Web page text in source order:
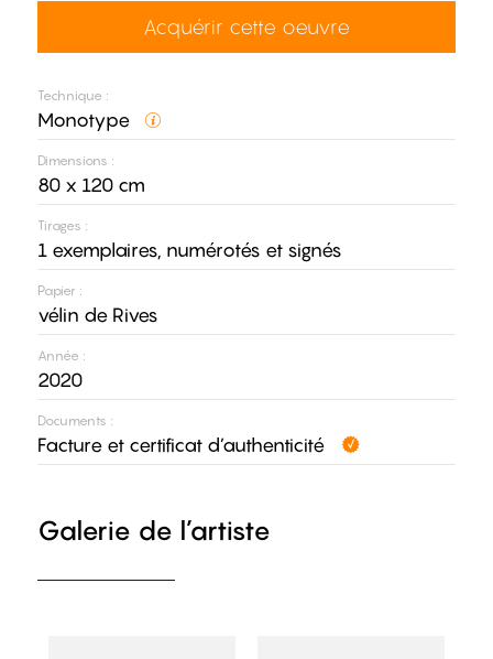
Technique :
Monotype
Dimensions :
80 x 120 cm
Tirages :
1 exemplaires, numérotés et signés
Papier :
vélin de Rives
Année :
2020
Documents :
Facture et certificat d’authenticité
Acquérir cette oeuvre
Galerie de l’artiste